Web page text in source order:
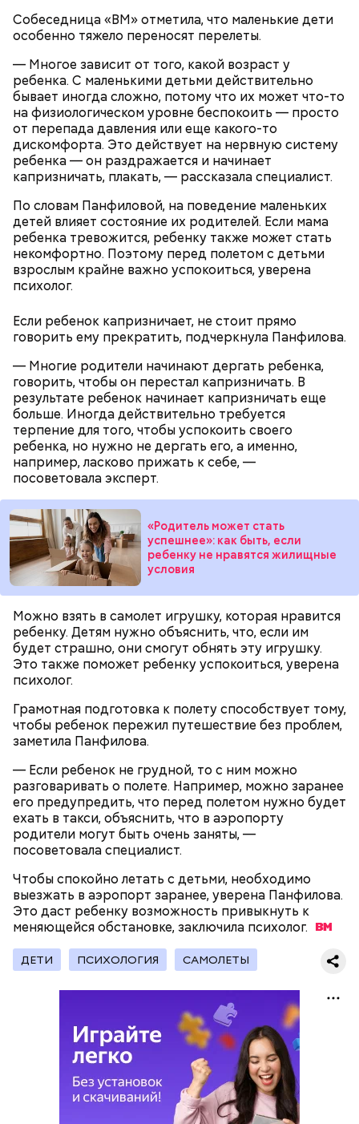
Собеседница «ВМ» отметила, что маленькие дети
особенно тяжело переносят перелеты.
— Многое зависит от того, какой возраст у
ребенка. С маленькими детьми действительно
бывает иногда сложно, потому что их может что-то
на физиологическом уровне беспокоить — просто
от перепада давления или еще какого-то
дискомфорта. Это действует на нервную систему
ребенка — он раздражается и начинает
капризничать, плакать, — рассказала специалист.
По словам Панфиловой, на поведение маленьких
детей влияет состояние их родителей. Если мама
ребенка тревожится, ребенку также может стать
некомфортно. Поэтому перед полетом с детьми
взрослым крайне важно успокоиться, уверена
психолог.
Если ребенок капризничает, не стоит прямо
говорить ему прекратить, подчеркнула Панфилова.
— Многие родители начинают дергать ребенка,
говорить, чтобы он перестал капризничать. В
результате ребенок начинает капризничать еще
больше. Иногда действительно требуется
терпение для того, чтобы успокоить своего
ребенка, но нужно не дергать его, а именно,
например, ласково прижать к себе, —
посоветовала эксперт.
«Родитель может стать
успешнее»: как быть, если
ребенку не нравятся жилищные
условия
Можно взять в самолет игрушку, которая нравится
ребенку. Детям нужно объяснить, что, если им
будет страшно, они смогут обнять эту игрушку.
Это также поможет ребенку успокоиться, уверена
психолог.
Грамотная подготовка к полету способствует тому,
чтобы ребенок пережил путешествие без проблем,
заметила Панфилова.
— Если ребенок не грудной, то с ним можно
разговаривать о полете. Например, можно заранее
его предупредить, что перед полетом нужно будет
ехать в такси, объяснить, что в аэропорту
родители могут быть очень заняты, —
посоветовала специалист.
Чтобы спокойно летать с детьми, необходимо
выезжать в аэропорт заранее, уверена Панфилова.
Это даст ребенку возможность привыкнуть к
меняющейся обстановке, заключила психолог.
ДЕТИ ПСИХОЛОГИЯ САМОЛЕТЫ
Поляков предупредил: не стоит собирать грибы у
обочин дорог или рядом с промышленными
предприятиями, так как они могут накапливать в
себе токсические вещества.
воспаление: диетолог Писарева
рассказала о пользе черники
— Лисички можно употреблять в различном виде:
жареном, вареном, тушеном, сушеном и соленом.
Однако с точки зрения пользы лучше отдать
предпочтение маринованным, соленым и тушеным
вариациям, — посоветовал эндокринолог.
А в лесах Шатурского округа Московской области
Равенеля. Это гриб, который также известен как
сморчок вонючий или веселка вонючая. Мутинус
Равенеля завезли в Евразию из Северной Америки,
и в последние годы он стал все чаще встречаться в
средней полосе России.Не опасен ли он и можно
ли собиратьобычные грибы, которые растут
рядом, «Вечерней Москве» рассказал эксперт по
грибам Дмитрий Тихомиров.
Опасные виды грибов хорошо маскируются под
съедобные, поэтому неопытным людям очень
сложнораспознать ложный гриб. Как отличить
съедобные грибы от ядовитых — в материале «ВМ».
— Может пробить заряд на человека. Нужно вести
зверя, затаиться, — добавил академик.
активность Эль-Ниньо может
отразиться на предстоящем лете
в России
По его словам, молния может распасться, улететь
или просто погаснуть. Однако есть риск, что она
может и взорваться.
— Заранее предсказать, как объект себя поведет,
невозможно. Если допустить резкое движение,
поток воздуха может увлечь шар за человеком, и
тот будет следовать за ним до тех пор, пока не
угаснет, — объяснил Бычков. — Но чаще всего они
не взрываются. Это редкий случай. Обычно энергия
у них кончается и они затухают.
Однако если молния все же взорвется, то это
может привести к тому, что человек получит ожоги
или загорится помещение, предупредил эксперт.